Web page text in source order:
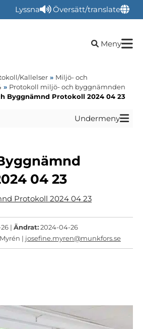
Lyssna Översätt/translate
Öppna
Meny
Kallelser » Miljö- och
» Protokoll miljö- och byggnämnden
Byggnämnd Protokoll 2024 04 23
Undermeny
04 23
Protokoll 2024 04 23
| Ändrat:2024-04-26
| josefine.myren@munkfors.se
via Facebook
via mail